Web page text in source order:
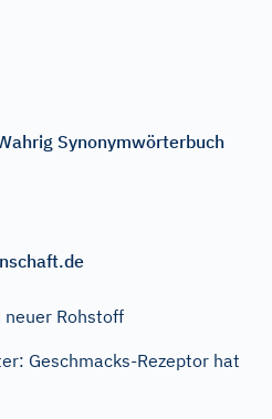
Synonymwörterbuch
Rohstoff
Geschmacks-Rezeptor hat